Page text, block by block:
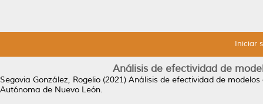
Iniciar
Análisis de efectividad de
Segovia González, Rogelio (2021) Análisis de efectividad de
Autónoma de Nuevo León.